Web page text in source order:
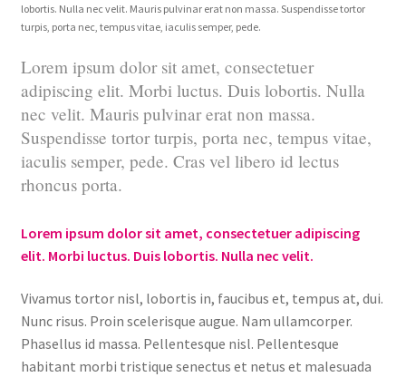
lobortis. Nulla nec velit. Mauris pulvinar erat non massa. Suspendisse tortor
turpis, porta nec, tempus vitae, iaculis semper, pede.
Lorem ipsum dolor sit amet, consectetuer
adipiscing elit. Morbi luctus. Duis lobortis. Nulla
nec velit. Mauris pulvinar erat non massa.
Suspendisse tortor turpis, porta nec, tempus vitae,
iaculis semper, pede. Cras vel libero id lectus
rhoncus porta.
Lorem ipsum dolor sit amet, consectetuer adipiscing
elit. Morbi luctus. Duis lobortis. Nulla nec velit.
Vivamus tortor nisl, lobortis in, faucibus et, tempus at, dui.
Nunc risus. Proin scelerisque augue. Nam ullamcorper.
Phasellus id massa. Pellentesque nisl. Pellentesque
habitant morbi tristique senectus et netus et malesuada